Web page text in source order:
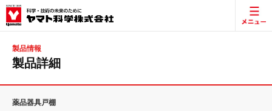
製品情報
製品詳細
薬品器具戸棚